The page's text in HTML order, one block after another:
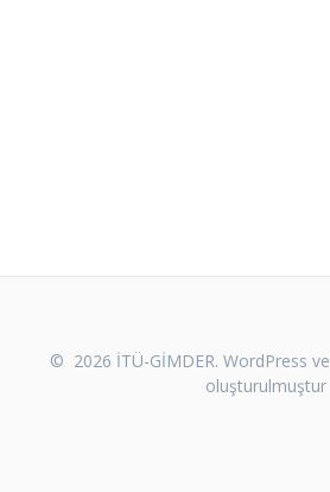
© 2026 İTÜ-GİMDER. WordPress ve
oluşturulmuştur